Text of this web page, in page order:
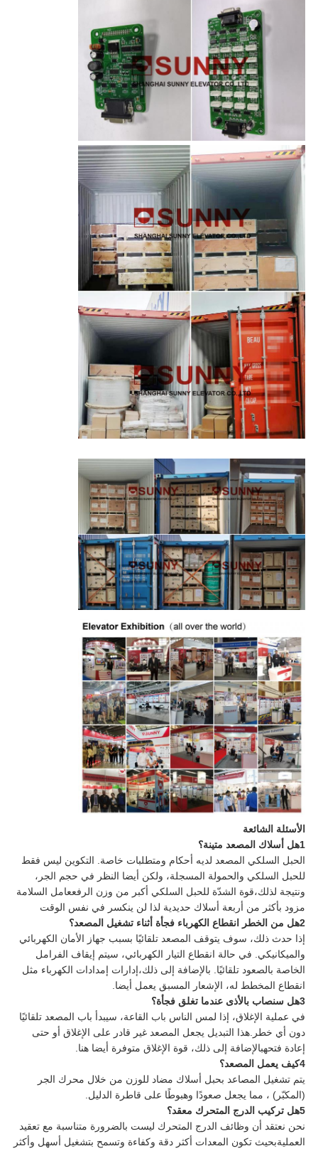
الأسئلة الشائعة
1هل أسلاك المصعد متينة؟
الحبل السلكي المصعد لديه أحكام ومتطلبات خاصة. التكوين ليس فقط
للحبل السلكي والحمولة المسجلة، ولكن أيضا النظر في حجم الجر،
ونتيجة لذلك،قوة الشدّة للحبل السلكي أكبر من وزن الرفععامل السلامة
مزود بأكثر من أربعة أسلاك حديدية لذا لن ينكسر في نفس الوقت
2هل من الخطر انقطاع الكهرباء فجأة أثناء تشغيل المصعد؟
إذا حدث ذلك، سوف يتوقف المصعد تلقائيًا بسبب جهاز الأمان الكهربائي
والميكانيكي. في حالة انقطاع التيار الكهربائي، سيتم إيقاف الفرامل
الخاصة بالصعود تلقائيًا. بالإضافة إلى ذلك،إدارات إمدادات الكهرباء مثل
انقطاع المخطط له، الإشعار المسبق يعمل أيضا.
3هل سنصاب بالأذى عندما تغلق فجأة؟
في عملية الإغلاق، إذا لمس الناس باب القاعة، سيبدأ باب المصعد تلقائيًا
دون أي خطر.هذا التبديل يجعل المصعد غير قادر على الإغلاق أو حتى
إعادة فتحهبالإضافة إلى ذلك، قوة الإغلاق متوفرة أيضا هنا.
4كيف يعمل المصعد؟
يتم تشغيل المصاعد بحبل أسلاك مضاد للوزن من خلال محرك الجر
(المكبّر) ، مما يجعل صعودًا وهبوطًا على قاطرة الدليل.
5هل تركيب الدرج المتحرك معقد؟
نحن نعتقد أن وظائف الدرج المتحرك ليست بالضرورة متناسبة مع تعقيد
العمليةبحيث تكون المعدات أكثر دقة وكفاءة وتسمح بتشغيل أسهل وأكثر